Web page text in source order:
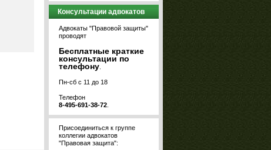
Консультации адвокатов
Адвокаты "Правовой защиты"
проводят
Бесплатные краткие
консультации по
телефону
Пн-сб с 11 до 18
Телефон
8-495-691-38-72
Присоединиться к группе
коллегии адвокатов
"Правовая защита":